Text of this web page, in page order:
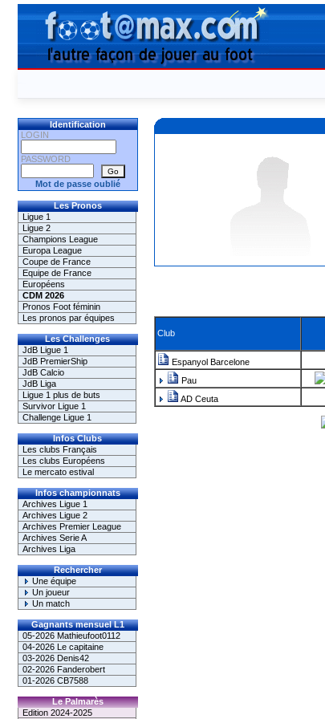
Identification
LOGIN
PASSWORD
Mot de passe oublié
Les Pronos
Ligue 1
Ligue 2
Champions League
Europa League
Coupe de France
Equipe de France
Européens
CDM 2026
Pronos Foot féminin
Les pronos par équipes
Les Challenges
JdB Ligue 1
JdB PremierShip
JdB Calcio
JdB Liga
Ligue 1 plus de buts
Survivor Ligue 1
Challenge Ligue 1
Infos Clubs
Les clubs Français
Les clubs Européens
Le mercato estival
Infos championnats
Archives Ligue 1
Archives Ligue 2
Archives Premier League
Archives Serie A
Archives Liga
Rechercher
Une équipe
Un joueur
Un match
Gagnants mensuel L1
05-2026 Mathieufoot0112
04-2026 Le capitaine
03-2026 Denis42
02-2026 Fanderobert
01-2026 CB7588
Le Palmarès
Edition 2024-2025
Club
Espanyol Barcelone
Pau
AD Ceuta